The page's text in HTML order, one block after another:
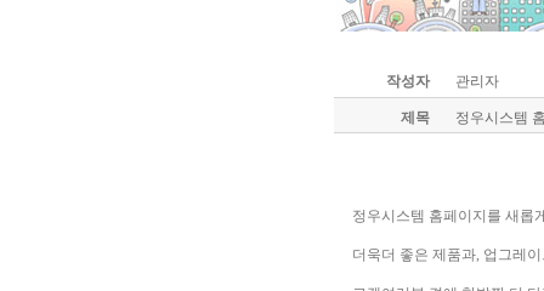
작성자 관리자
제목 정우시스템
정우시스템 홈페이지를 새롭
더욱더 좋은 제품과, 업그레